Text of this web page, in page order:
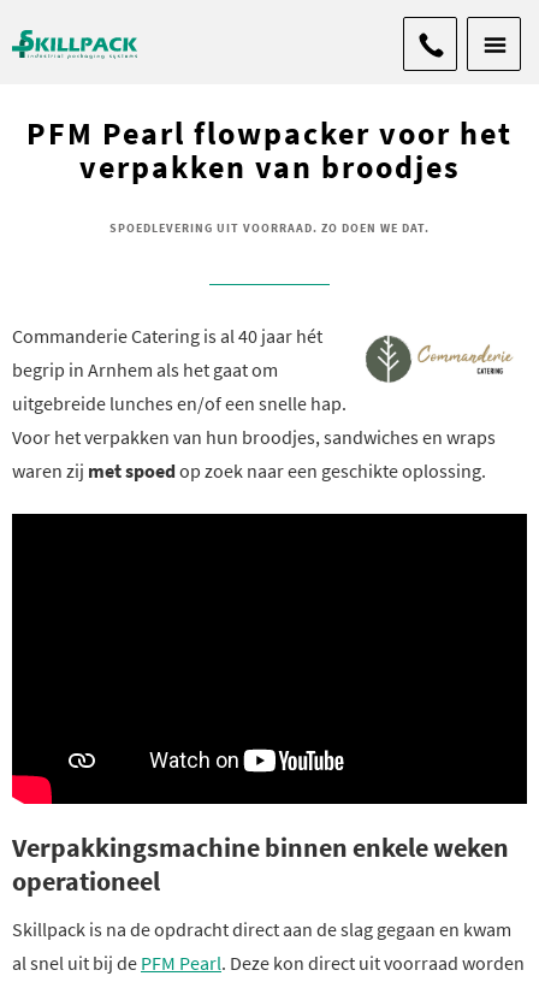
PFM Pearl flowpacker voor het
verpakken van broodjes
SPOEDLEVERING UIT VOORRAAD. ZO DOEN WE DAT.
Commanderie Catering is al 40 jaar hét
begrip in Arnhem als het gaat om
uitgebreide lunches en/of een snelle hap.
Voor het verpakken van hun broodjes, sandwiches en wraps
waren zij met spoedop zoek naar een geschikte oplossing.
Verpakkingsmachine binnen enkele weken
operationeel
Skillpack is na de opdracht direct aan de slag gegaan en kwam
al snel uit bij de PFM Pearl. Deze kon direct uit voorraad worden